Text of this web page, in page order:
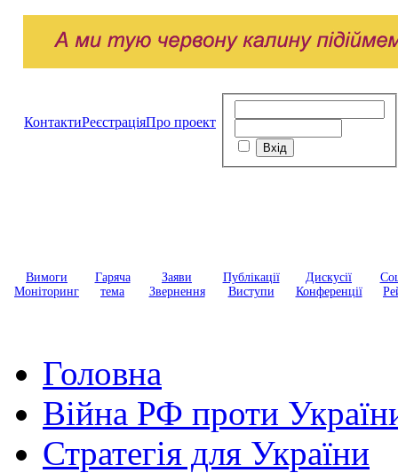
КонтактиРеєстраціяПро проект
Вимоги
Моніторинг
Гаряча
тема
Заяви
Звернення
Публікації
Виступи
Дискусії
Конференції
Головна
Війна РФ проти
Стратегія для України